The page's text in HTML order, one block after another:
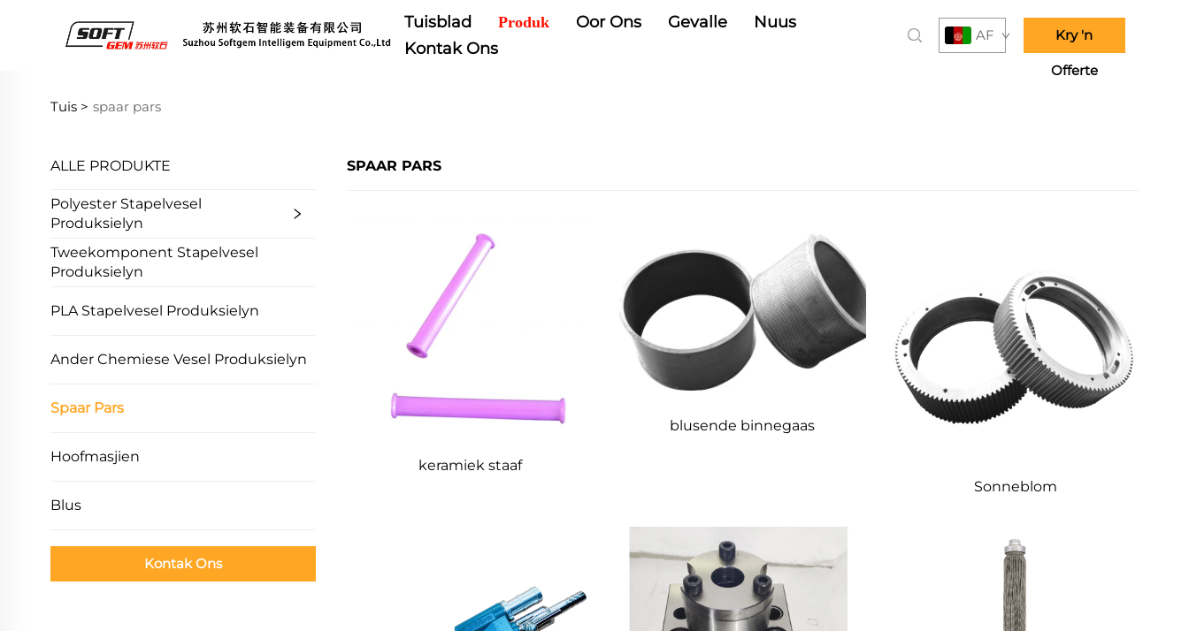
Tuisblad Produk Oor Ons Gevalle
Nuus
Kontak Ons
AF Kry 'n
Offerte
Tuis > spaar pars
ALLE PRODUKTE
Polyester Stapelvesel
Produksielyn
Tweekomponent Stapelvesel
Produksielyn
PLA Stapelvesel Produksielyn
Ander Chemiese Vesel Produksielyn
Spaar Pars
Hoofmasjien
Blus
Kontak Ons
SPAAR PARS
keramiek staaf
blusende binnegaas
Sonneblom